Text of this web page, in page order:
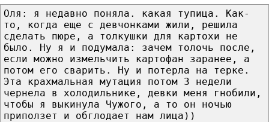
Оля: я недавно поняла. какая тупица. Как-
то, когда еще с девчонками жили, решила
сделать пюре, а толкушки для картохи не
было. Ну я и подумала: зачем толочь после,
если можно измельчить картофан заранее, а
потом его сварить. Ну и потерла на терке.
Эта крахмальная мутация потом 3 недели
чернела в холодильнике, девки меня гнобили,
чтобы я выкинула Чужого, а то он ночью
приползет и обглодает нам лица))